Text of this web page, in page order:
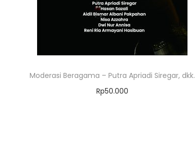
Moderasi Beragama – Putra Apriadi Siregar, dkk.
Rp50.000